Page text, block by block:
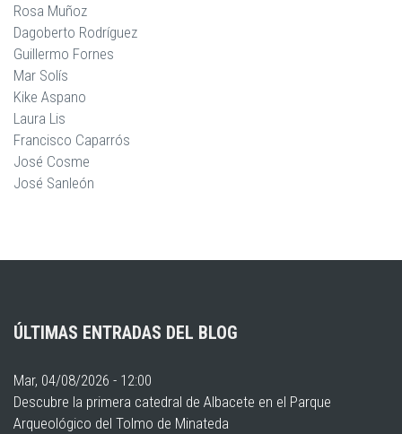
Rosa Muñoz
Dagoberto Rodríguez
Guillermo Fornes
Mar Solís
Kike Aspano
Laura Lis
Francisco Caparrós
José Cosme
José Sanleón
ÚLTIMAS ENTRADAS DEL BLOG
Mar, 04/08/2026 - 12:00
Descubre la primera catedral de Albacete en el Parque
Arqueológico del Tolmo de Minateda